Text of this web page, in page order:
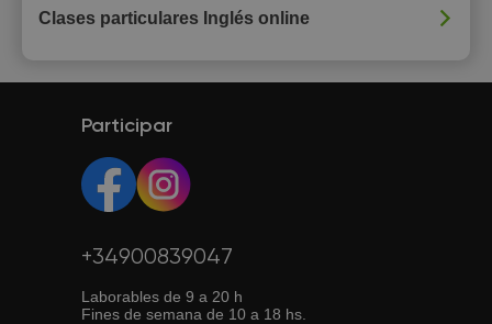
Clases particulares Inglés online
Participar
+34900839047
Laborables de 9 a 20 h
Fines de semana de 10 a 18 hs.